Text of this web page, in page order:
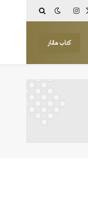
Instagram
كتاب هڤار